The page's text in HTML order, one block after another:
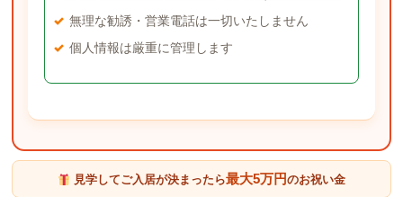
無理な勧誘・営業電話は一切いたしません
個人情報は厳重に管理します
見学してご入居が決まったら最大5万円のお祝い金